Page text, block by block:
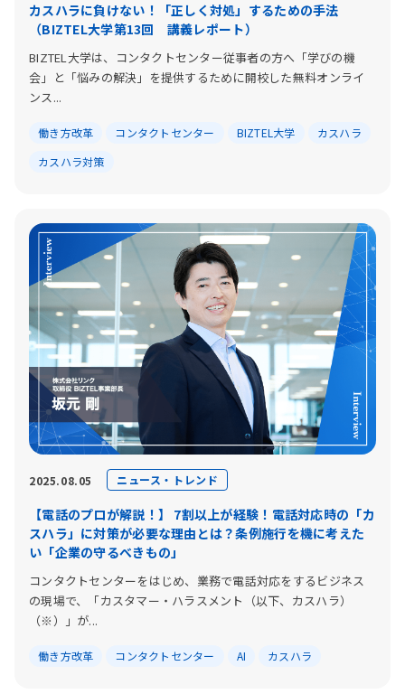
カスハラに負けない！「正しく対処」するための手法
（BIZTEL大学第13回 講義レポート）
BIZTEL大学は、コンタクトセンター従事者の方へ「学びの機
会」と「悩みの解決」を提供するために開校した無料オンライ
ンス...
働き方改革 コンタクトセンター BIZTEL大学
カスハラ
カスハラ対策
2025.08.05 ニュース・トレンド
【電話のプロが解説！】 7割以上が経験！電話対応時の「カ
スハラ」に対策が必要な理由とは？条例施行を機に考えた
い「企業の守るべきもの」
コンタクトセンターをはじめ、業務で電話対応をするビジネス
の現場で、「カスタマー・ハラスメント（以下、カスハラ）
（※）」が...
働き方改革 コンタクトセンター AI カスハラ